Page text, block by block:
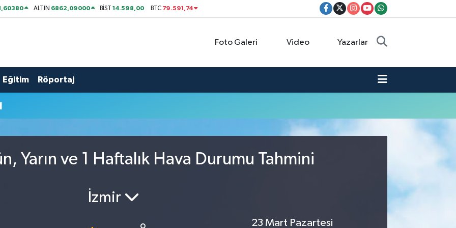
ALTIN 6862,09000 BİST14.598,00 BTC 79.591,74
Foto Galeri Video Yazarlar
Eğitim Röportaj
Yarın ve 1 Haftalık Hava Durumu Tahmini
İzmir
23 Mart Pazartesi